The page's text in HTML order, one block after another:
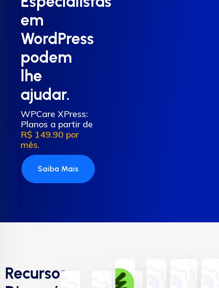
em
WordPress
podem
lhe
ajudar.
WPCare XPress:
Planos a partir de
R$ 149.90 por
mês.
Saiba Mais
Recursos